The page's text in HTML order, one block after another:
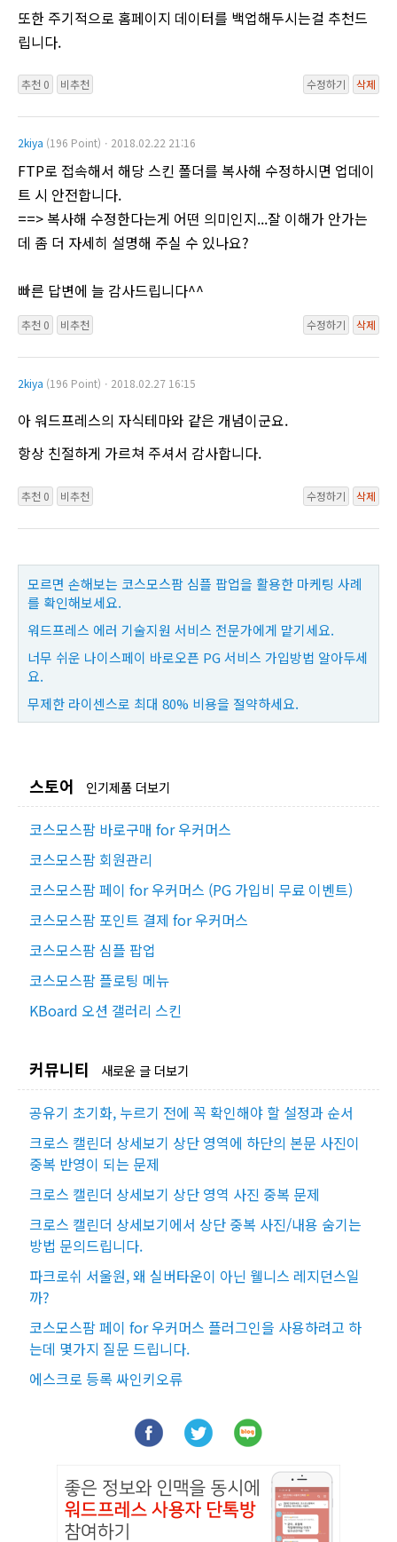
또한 주기적으로 홈페이지 데이터를 백업해두시는걸 추천드
립니다.
추천 0 비추천 수정하기 삭제
2kiya (196 Point)ㆍ2018.02.22 21:16
FTP로 접속해서 해당 스킨 폴더를 복사해 수정하시면 업데이
트 시 안전합니다.
==> 복사해 수정한다는게 어떤 의미인지...잘 이해가 안가는
데 좀 더 자세히 설명해 주실 수 있나요?
빠른 답변에 늘 감사드립니다^^
추천 0 비추천 수정하기 삭제
2kiya (196 Point)ㆍ2018.02.27 16:15
아 워드프레스의 자식테마와 같은 개념이군요.
항상 친절하게 가르쳐 주셔서 감사합니다.
추천 0 비추천 수정하기 삭제
모르면 손해보는 코스모스팜 심플 팝업을 활용한 마케팅 사례
를 확인해보세요.
워드프레스 에러 기술지원 서비스 전문가에게 맡기세요.
너무 쉬운 나이스페이 바로오픈 PG 서비스 가입방법 알아두세
요.
무제한 라이센스로 최대 80% 비용을 절약하세요.
스토어 인기제품 더보기
코스모스팜 바로구매 for 우커머스
코스모스팜 회원관리
코스모스팜 페이 for 우커머스 (PG 가입비 무료 이벤트)
코스모스팜 포인트 결제 for 우커머스
코스모스팜 심플 팝업
코스모스팜 플로팅 메뉴
KBoard 오션 갤러리 스킨
커뮤니티 새로운 글 더보기
공유기 초기화, 누르기 전에 꼭 확인해야 할 설정과 순서
크로스 캘린더 상세보기 상단 영역에 하단의 본문 사진이
중복 반영이 되는 문제
크로스 캘린더 상세보기 상단 영역 사진 중복 문제
크로스 캘린더 상세보기에서 상단 중복 사진/내용 숨기는
방법 문의드립니다.
파크로쉬 서울원, 왜 실버타운이 아닌 웰니스 레지던스일
까?
코스모스팜 페이 for 우커머스 플러그인을 사용하려고 하
는데 몇가지 질문 드립니다.
에스크로 등록 싸인키오류